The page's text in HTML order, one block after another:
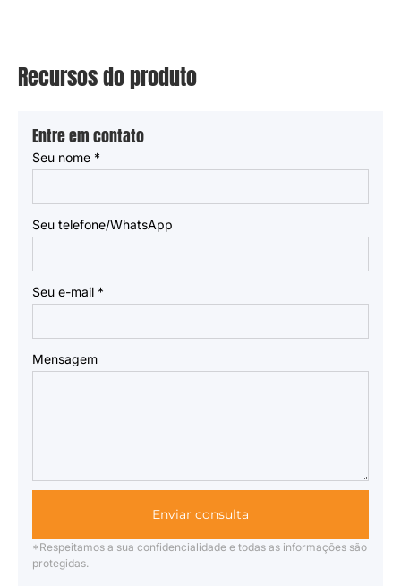
Recursos do produto
Entre em contato
Seu nome *
Seu telefone/WhatsApp
Seu e-mail *
Mensagem
Enviar consulta
*Respeitamos a sua confidencialidade e todas as informações são
protegidas.